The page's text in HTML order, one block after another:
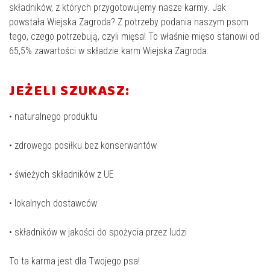
składników, z których przygotowujemy nasze karmy. Jak
powstała Wiejska Zagroda? Z potrzeby podania naszym psom
tego, czego potrzebują, czyli mięsa! To właśnie mięso stanowi od
65,5% zawartości w składzie karm Wiejska Zagroda.
JEŻELI SZUKASZ:
• naturalnego produktu
• zdrowego posiłku bez konserwantów
• świeżych składników z UE
• lokalnych dostawców
• składników w jakości do spożycia przez ludzi
To ta karma jest dla Twojego psa!